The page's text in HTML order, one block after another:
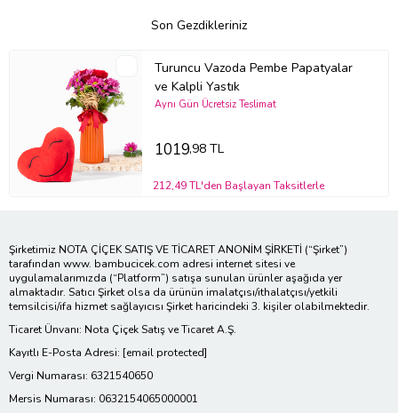
Son Gezdikleriniz
Turuncu Vazoda Pembe Papatyalar
ve Kalpli Yastık
Aynı Gün Ücretsiz Teslimat
1019,98 TL
212,49 TL'den Başlayan Taksitlerle
Şirketimiz NOTA ÇİÇEK SATIŞ VE TİCARET ANONİM ŞİRKETİ (“Şirket”)
tarafından www. bambucicek.com adresi internet sitesi ve
uygulamalarımızda (“Platform”) satışa sunulan ürünler aşağıda yer
almaktadır. Satıcı Şirket olsa da ürünün imalatçısı/ithalatçısı/yetkili
temsilcisi/ifa hizmet sağlayıcısı Şirket haricindeki 3. kişiler olabilmektedir.
Ticaret Ünvanı: Nota Çiçek Satış ve Ticaret A.Ş.
Kayıtlı E-Posta Adresi: [email protected]
Vergi Numarası: 6321540650
Mersis Numarası: 0632154065000001